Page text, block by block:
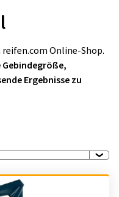
reifen.com Online-Shop.
Gebindegröße,
Ergebnisse zu